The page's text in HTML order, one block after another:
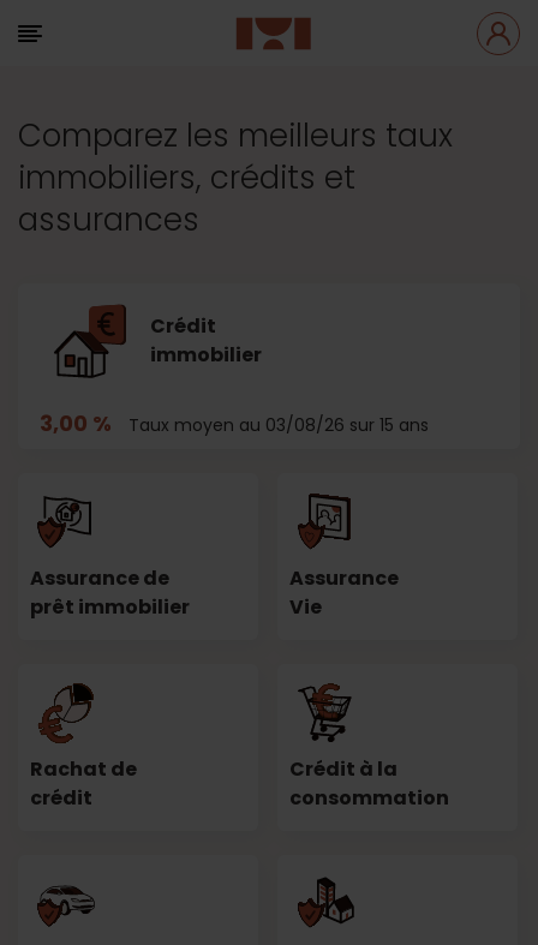
Comparez les meilleurs taux
immobiliers, crédits et
assurances
Crédit
immobilier
3,00 % Taux moyen au 03/08/26 sur 15 ans
Assurance de
prêt immobilier
Assurance
Vie
Rachat de
crédit
Crédit à la
consommation